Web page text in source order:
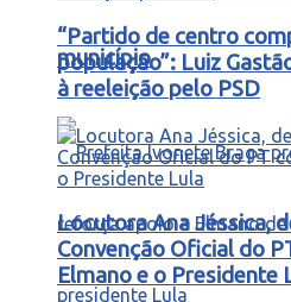
município
“Partido de centro
população”: Luiz
à reeleição pelo PSD
Locutora Ana Jéssica,
Convenção Oficial do
Elmano e o Presidente